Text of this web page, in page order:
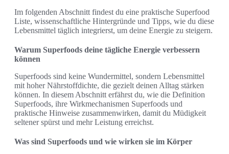
Im folgenden Abschnitt findest du eine praktische Superfood
Liste, wissenschaftliche Hintergründe und Tipps, wie du diese
Lebensmittel täglich integrierst, um deine Energie zu steigern.
Warum Superfoods deine tägliche Energie verbessern
können
Superfoods sind keine Wundermittel, sondern Lebensmittel
mit hoher Nährstoffdichte, die gezielt deinen Alltag stärken
können. In diesem Abschnitt erfährst du, wie die Definition
Superfoods, ihre Wirkmechanismen Superfoods und
praktische Hinweise zusammenwirken, damit du Müdigkeit
seltener spürst und mehr Leistung erreichst.
Was sind Superfoods und wie wirken sie im Körper